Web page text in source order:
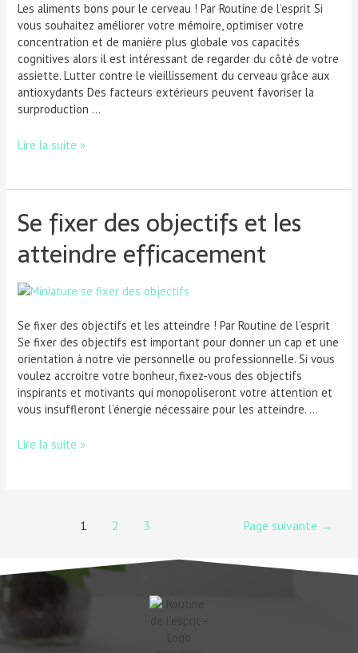
Les aliments bons pour le cerveau ! Par Routine de l’esprit Si
vous souhaitez améliorer votre mémoire, optimiser votre
concentration et de manière plus globale vos capacités
cognitives alors il est intéressant de regarder du côté de votre
assiette. Lutter contre le vieillissement du cerveau grâce aux
antioxydants Des facteurs extérieurs peuvent favoriser la
surproduction …
Lire la suite »
Se fixer des objectifs et les
atteindre efficacement
Se fixer des objectifs et les atteindre ! Par Routine de l’esprit
Se fixer des objectifs est important pour donner un cap et une
orientation à notre vie personnelle ou professionnelle. Si vous
voulez accroitre votre bonheur, fixez-vous des objectifs
inspirants et motivants qui monopoliseront votre attention et
vous insuffleront l’énergie nécessaire pour les atteindre. …
Lire la suite »
1 2 3 Page suivante →